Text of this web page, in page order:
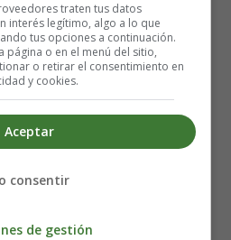
y colorear de Navidad -
Papá Noel.
traten tus datos
interés legítimo, algo a lo que
tus opciones a continuación.
página o en el menú del sitio,
o retirar el consentimiento en
y cookies.
Aceptar
consentir
de gestión